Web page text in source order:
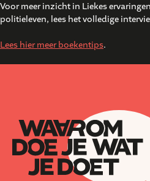
Voor meer inzicht in Liekes
politieleven, lees het volledige
Lees hier meer boekentips.